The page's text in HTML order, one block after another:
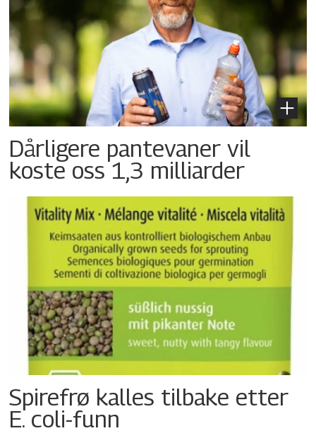
Dårligere pantevaner vil
koste oss 1,3 milliarder
Spirefrø kalles tilbake etter
E. coli-funn